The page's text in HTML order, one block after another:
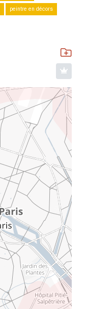
peintre en décors